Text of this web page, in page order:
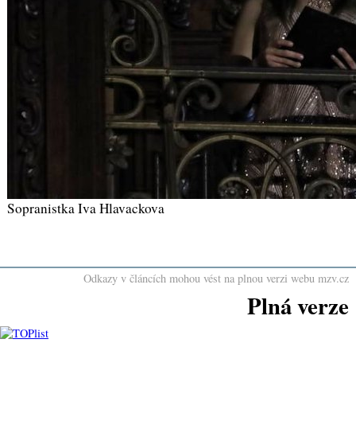
Sopranistka Iva Hlavackova
Odkazy v článcích mohou vést na plnou verzi webu mzv.cz
Plná verze